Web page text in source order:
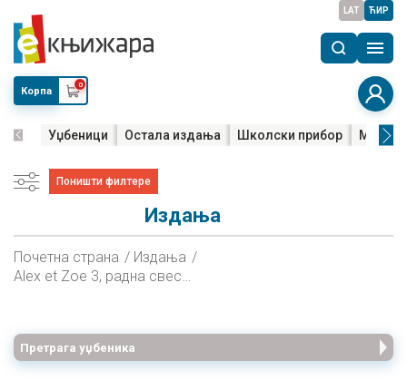
LAT ЋИР
Корпа
0
Уџбеници Остала издања Школски прибор Мала
Поништи филтере
Издања
Почетна страна
Издања
Alex et Zoe 3, радна свеска за четврти разред основне школе
Претрага уџбеника